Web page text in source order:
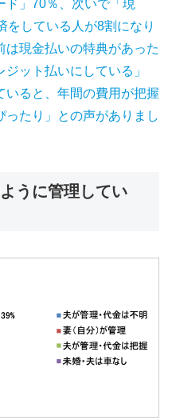
ド」70％、次いで「現
をしている人が8割になり
は現金払いの特典があった
ット払いにしている」
いると、年間の費用が把握
ったり」との声がありまし
うに管理してい